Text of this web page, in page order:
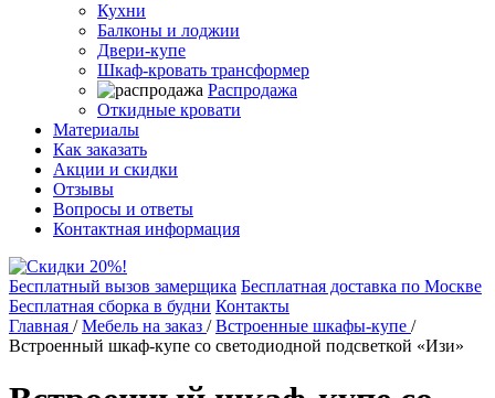
Кухни
Балконы и лоджии
Двери-купе
Шкаф-кровать трансформер
Распродажа
Откидные кровати
Материалы
Как заказать
Акции и скидки
Отзывы
Вопросы и ответы
Контактная информация
Бесплатный вызов замерщика Бесплатная доставка по Москве
Бесплатная сборка в будни Контакты
Главная /Мебель на заказ /Встроенные шкафы-купе /
Встроенный шкаф-купе со светодиодной подсветкой «Изи»